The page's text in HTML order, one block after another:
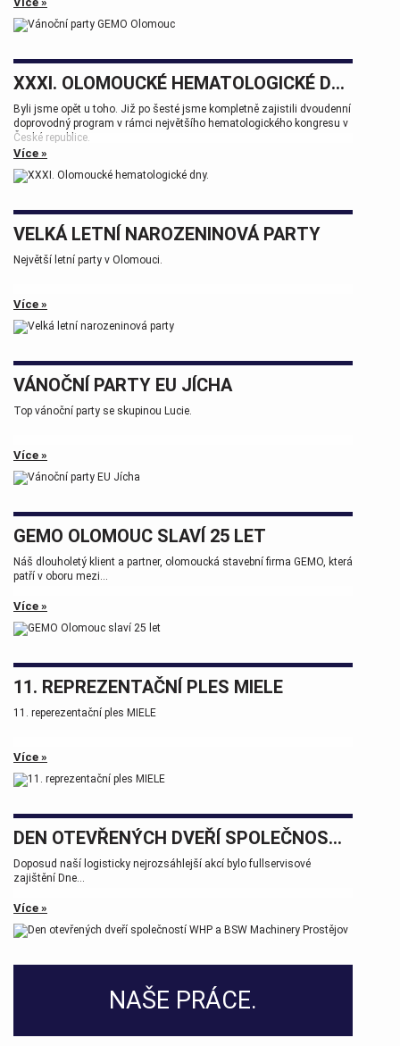
XXXI. OLOMOUCKÉ HEMATOLOGICKÉ DNY.
Byli jsme opět u toho. Již po šesté jsme kompletně zajistili dvoudenní
doprovodný program v rámci největšího hematologického kongresu v
České republice.
Tak zase za rok na viděnou přátelé.
Více »
VELKÁ LETNÍ NAROZENINOVÁ PARTY
Největší letní party v Olomouci.
Více »
VÁNOČNÍ PARTY EU JÍCHA
Top vánoční party se skupinou Lucie.
Více »
GEMO OLOMOUC SLAVÍ 25 LET
Náš dlouholetý klient a partner, olomoucká stavební firma GEMO, která
patří v oboru mezi...
Více »
11. REPREZENTAČNÍ PLES MIELE
11. reperezentační ples MIELE
Více »
DEN OTEVŘENÝCH DVEŘÍ SPOLEČNOSTÍ WHP A BSW MACHINERY PROSTĚJOV
Doposud naší logisticky nejrozsáhlejší akcí bylo fullservisové
zajištění Dne...
Více »
NAŠE PRÁCE.